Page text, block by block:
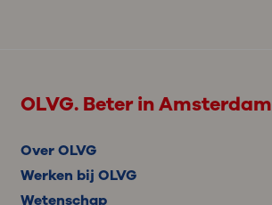
OLVG. Beter in Amsterdam
Over OLVG
Werken bij OLVG
Wetenschap